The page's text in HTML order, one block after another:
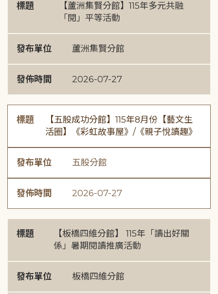
標題
【蘆洲集賢分館】115年多元共融
「閱」平等活動
發布單位 蘆洲集賢分館
發佈時間 2026-07-27
標題
【五股成功分館】115年8月份【藝文生
活圈】《彩虹故事屋》/《親子悅讀趣》
發布單位 五股分館
發佈時間 2026-07-27
標題
【板橋四維分館】 115年「讀出好關
係」暑期閱讀推廣活動
發布單位 板橋四維分館